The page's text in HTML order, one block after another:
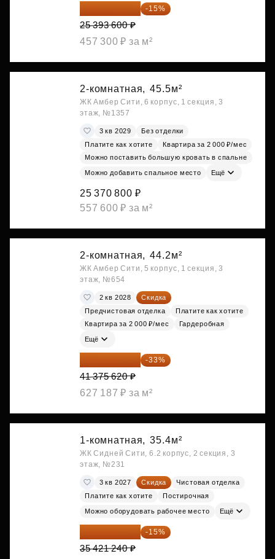
21 584 560 ₽ -15%
25 393 600 ₽
457 300 ₽ за м²
2-комнатная, 45.5м²
ЖК Амбер Сити, 6 корпус, 1 секция, 3
этаж, №1357
3 кв 2029
Без отделки
Платите как хотите
Квартира за 2 000 ₽/мес
Можно поставить большую кровать в спальне
Можно добавить спальное место Ещё
25 370 800 ₽
557 600 ₽ за м²
2-комнатная, 44.2м²
ЖК Амбер Сити, 5 корпус, 1 секция, 3
этаж, №654
2 кв 2028
Скидка
Предчистовая отделка
Платите как хотите
Квартира за 2 000 ₽/мес
Гардеробная
Ещё
27 721 665 ₽ -33%
41 375 620 ₽
627 187 ₽ за м²
1-комнатная, 35.4м²
ЖК Сидней Сити, 6.2 корпус, 2 секция, 3
этаж, №231
3 кв 2027 Скидка
Чистовая отделка
Платите как хотите
Постирочная
Можно оборудовать рабочее место Ещё
30 108 054 ₽ -15%
35 421 240 ₽